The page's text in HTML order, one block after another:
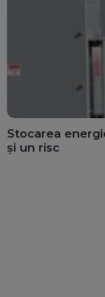
Stocarea
și un risc